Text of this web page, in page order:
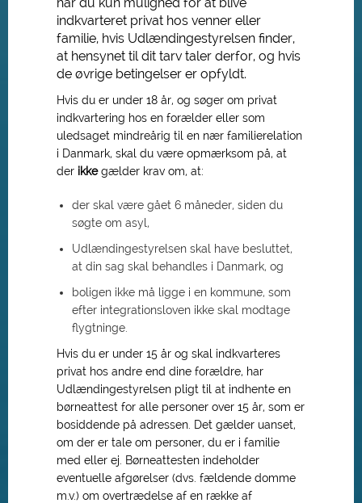
indkvarteret privat hos venner eller
familie, hvis Udlændingestyrelsen finder,
at hensynet til dit tarv taler derfor, og hvis
de øvrige betingelser er opfyldt.
Hvis du er under 18 år, og søger om privat
indkvartering hos en forælder eller som
uledsaget mindreårig til en nær familierelation
i Danmark, skal du være opmærksom på, at
der ikkegælder krav om, at:
der skal være gået 6 måneder, siden du
søgte om asyl,
Udlændingestyrelsen skal have besluttet,
at din sag skal behandles i Danmark, og
boligen ikke må ligge i en kommune, som
efter integrationsloven ikke skal modtage
flygtninge.
Hvis du er under 15 år og skal indkvarteres
privat hos andre end dine forældre, har
Udlændingestyrelsen pligt til at indhente en
børneattest for alle personer over 15 år, som er
bosiddende på adressen. Det gælder uanset,
om der er tale om personer, du er i familie
med eller ej. Børneattesten indeholder
eventuelle afgørelser (dvs. fældende domme
m.v.) om overtrædelse af en række af